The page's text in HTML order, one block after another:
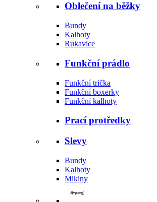
Oblečení na běžky
Bundy
Kalhoty
Rukavice
Funkční prádlo
Funkční trička
Funkční boxerky
Funkční kalhoty
Prací protředky
Slevy
Bundy
Kalhoty
Mikiny